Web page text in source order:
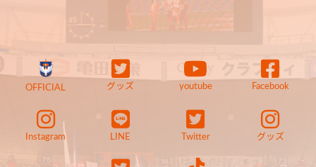
OFFICIAL グッズ youtube Facebook
Instagram LINE Twitter グッズ